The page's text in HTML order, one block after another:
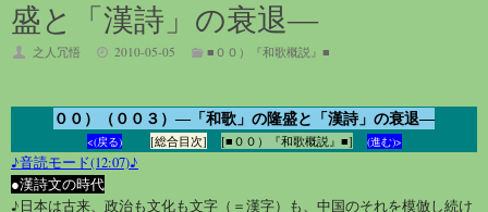
盛と「漢詩」の衰退―
之人冗悟 2010-05-05 ■００）『和歌概説』■
００）（００３）―「和歌」の隆盛と「漢詩」の衰退―
<(戻る) [総合目次] [■００）『和歌概説』■] (進む)>
♪音読モード(12:07)♪
●漢詩文の時代
♪日本は古来、政治も文化も文字（＝漢字）も、中国のそれを模倣し続け